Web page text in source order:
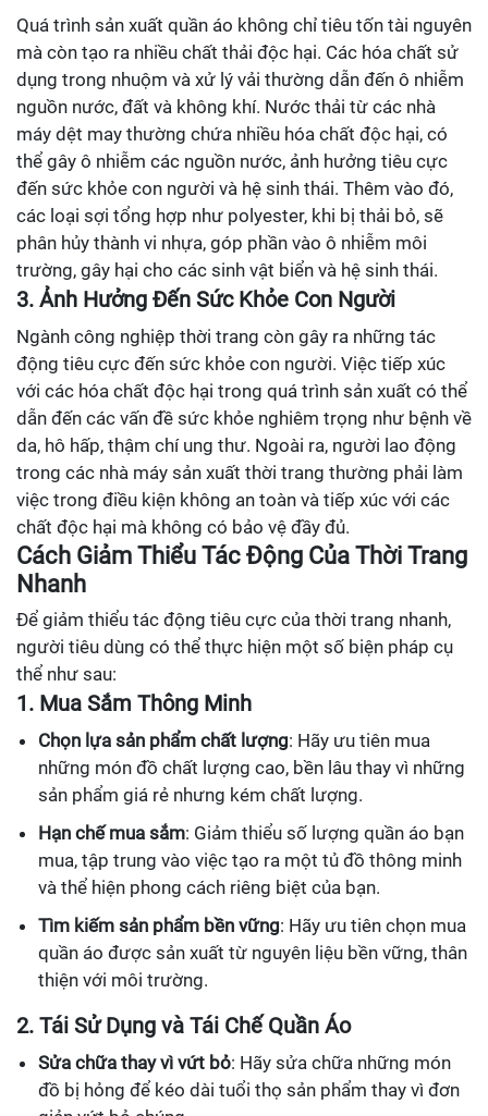
Quá trình sản xuất quần áo không chỉ tiêu tốn tài nguyên
mà còn tạo ra nhiều chất thải độc hại. Các hóa chất sử
dụng trong nhuộm và xử lý vải thường dẫn đến ô nhiễm
nguồn nước, đất và không khí. Nước thải từ các nhà
máy dệt may thường chứa nhiều hóa chất độc hại, có
thể gây ô nhiễm các nguồn nước, ảnh hưởng tiêu cực
đến sức khỏe con người và hệ sinh thái. Thêm vào đó,
các loại sợi tổng hợp như polyester, khi bị thải bỏ, sẽ
phân hủy thành vi nhựa, góp phần vào ô nhiễm môi
trường, gây hại cho các sinh vật biển và hệ sinh thái.
3. Ảnh Hưởng Đến Sức Khỏe Con Người
Ngành công nghiệp thời trang còn gây ra những tác
động tiêu cực đến sức khỏe con người. Việc tiếp xúc
với các hóa chất độc hại trong quá trình sản xuất có thể
dẫn đến các vấn đề sức khỏe nghiêm trọng như bệnh về
da, hô hấp, thậm chí ung thư. Ngoài ra, người lao động
trong các nhà máy sản xuất thời trang thường phải làm
việc trong điều kiện không an toàn và tiếp xúc với các
chất độc hại mà không có bảo vệ đầy đủ.
Cách Giảm Thiểu Tác Động Của Thời Trang
Nhanh
Để giảm thiểu tác động tiêu cực của thời trang nhanh,
người tiêu dùng có thể thực hiện một số biện pháp cụ
thể như sau:
1. Mua Sắm Thông Minh
Chọn lựa sản phẩm chất lượng: Hãy ưu tiên mua
những món đồ chất lượng cao, bền lâu thay vì những
sản phẩm giá rẻ nhưng kém chất lượng.
Hạn chế mua sắm: Giảm thiểu số lượng quần áo bạn
mua, tập trung vào việc tạo ra một tủ đồ thông minh
và thể hiện phong cách riêng biệt của bạn.
Tìm kiếm sản phẩm bền vững: Hãy ưu tiên chọn mua
quần áo được sản xuất từ nguyên liệu bền vững, thân
thiện với môi trường.
2. Tái Sử Dụng và Tái Chế Quần Áo
Sửa chữa thay vì vứt bỏ: Hãy sửa chữa những món
đồ bị hỏng để kéo dài tuổi thọ sản phẩm thay vì đơn